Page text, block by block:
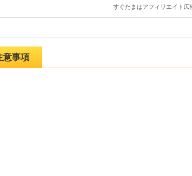
すぐたまはアフィリエイト
意事項